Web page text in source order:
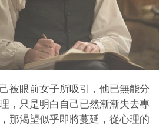
被眼前女子所吸引，他已無能分
，只是明白自己已然漸漸失去專
那渴望似乎即將蔓延，從心理的